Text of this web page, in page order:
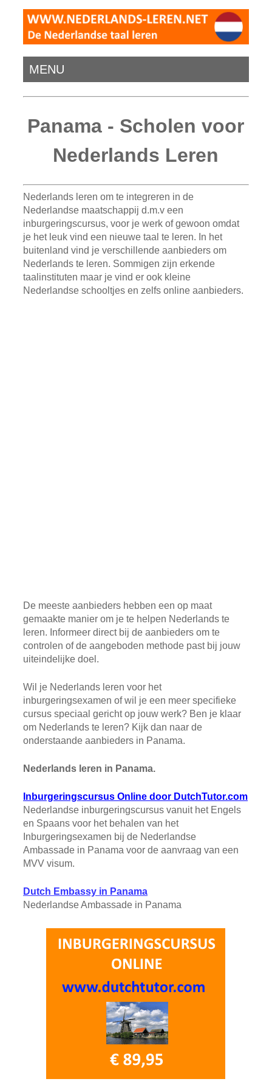
MENU
Panama - Scholen voor
Nederlands Leren
Nederlands leren om te integreren in de
Nederlandse maatschappij d.m.v een
inburgeringscursus, voor je werk of gewoon omdat
je het leuk vind een nieuwe taal te leren. In het
buitenland vind je verschillende aanbieders om
Nederlands te leren. Sommigen zijn erkende
taalinstituten maar je vind er ook kleine
Nederlandse schooltjes en zelfs online aanbieders.
De meeste aanbieders hebben een op maat
gemaakte manier om je te helpen Nederlands te
leren. Informeer direct bij de aanbieders om te
controlen of de aangeboden methode past bij jouw
uiteindelijke doel.
Wil je Nederlands leren voor het
inburgeringsexamen of wil je een meer specifieke
cursus speciaal gericht op jouw werk? Ben je klaar
om Nederlands te leren? Kijk dan naar de
onderstaande aanbieders in Panama.
Nederlands leren in Panama.
Inburgeringscursus Online door DutchTutor.com
Nederlandse inburgeringscursus vanuit het Engels
en Spaans voor het behalen van het
Inburgeringsexamen bij de Nederlandse
Ambassade in Panama voor de aanvraag van een
MVV visum.
Dutch Embassy in Panama
Nederlandse Ambassade in Panama